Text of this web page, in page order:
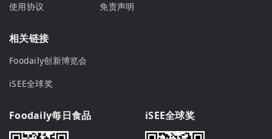
使用协议
免责声明
相关链接
Foodaily创新博览会
iSEE全球奖
Foodaily每日食品 iSEE全球奖